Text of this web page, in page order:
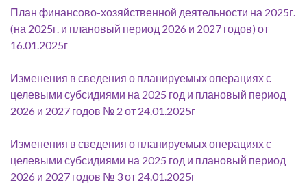
План финансово-хозяйственной деятельности на 2025г.
(на 2025г. и плановый период 2026 и 2027 годов) от
16.01.2025г
Изменения в сведения о планируемых операциях с
целевыми субсидиями на 2025 год и плановый период
2026 и 2027 годов № 2 от 24.01.2025г
Изменения в сведения о планируемых операциях с
целевыми субсидиями на 2025 год и плановый период
2026 и 2027 годов № 3 от 24.01.2025г